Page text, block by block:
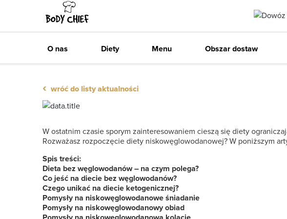
Item
O nas Diety Menu Obszar dostaw
‹ wróć do listy aktualności
W ostatnim czasie sporym zainteresowaniem cieszą się diety
Rozważasz rozpoczęcie diety niskowęglowodanowej? W poniższym
Spis treści:
Dieta bez węglowodanów – na czym polega?
Co jeść na diecie bez węglowodanów?
Czego unikać na diecie ketogenicznej?
Pomysły na niskowęglowodanowe śniadanie
Pomysły na niskowęglowodanowy obiad